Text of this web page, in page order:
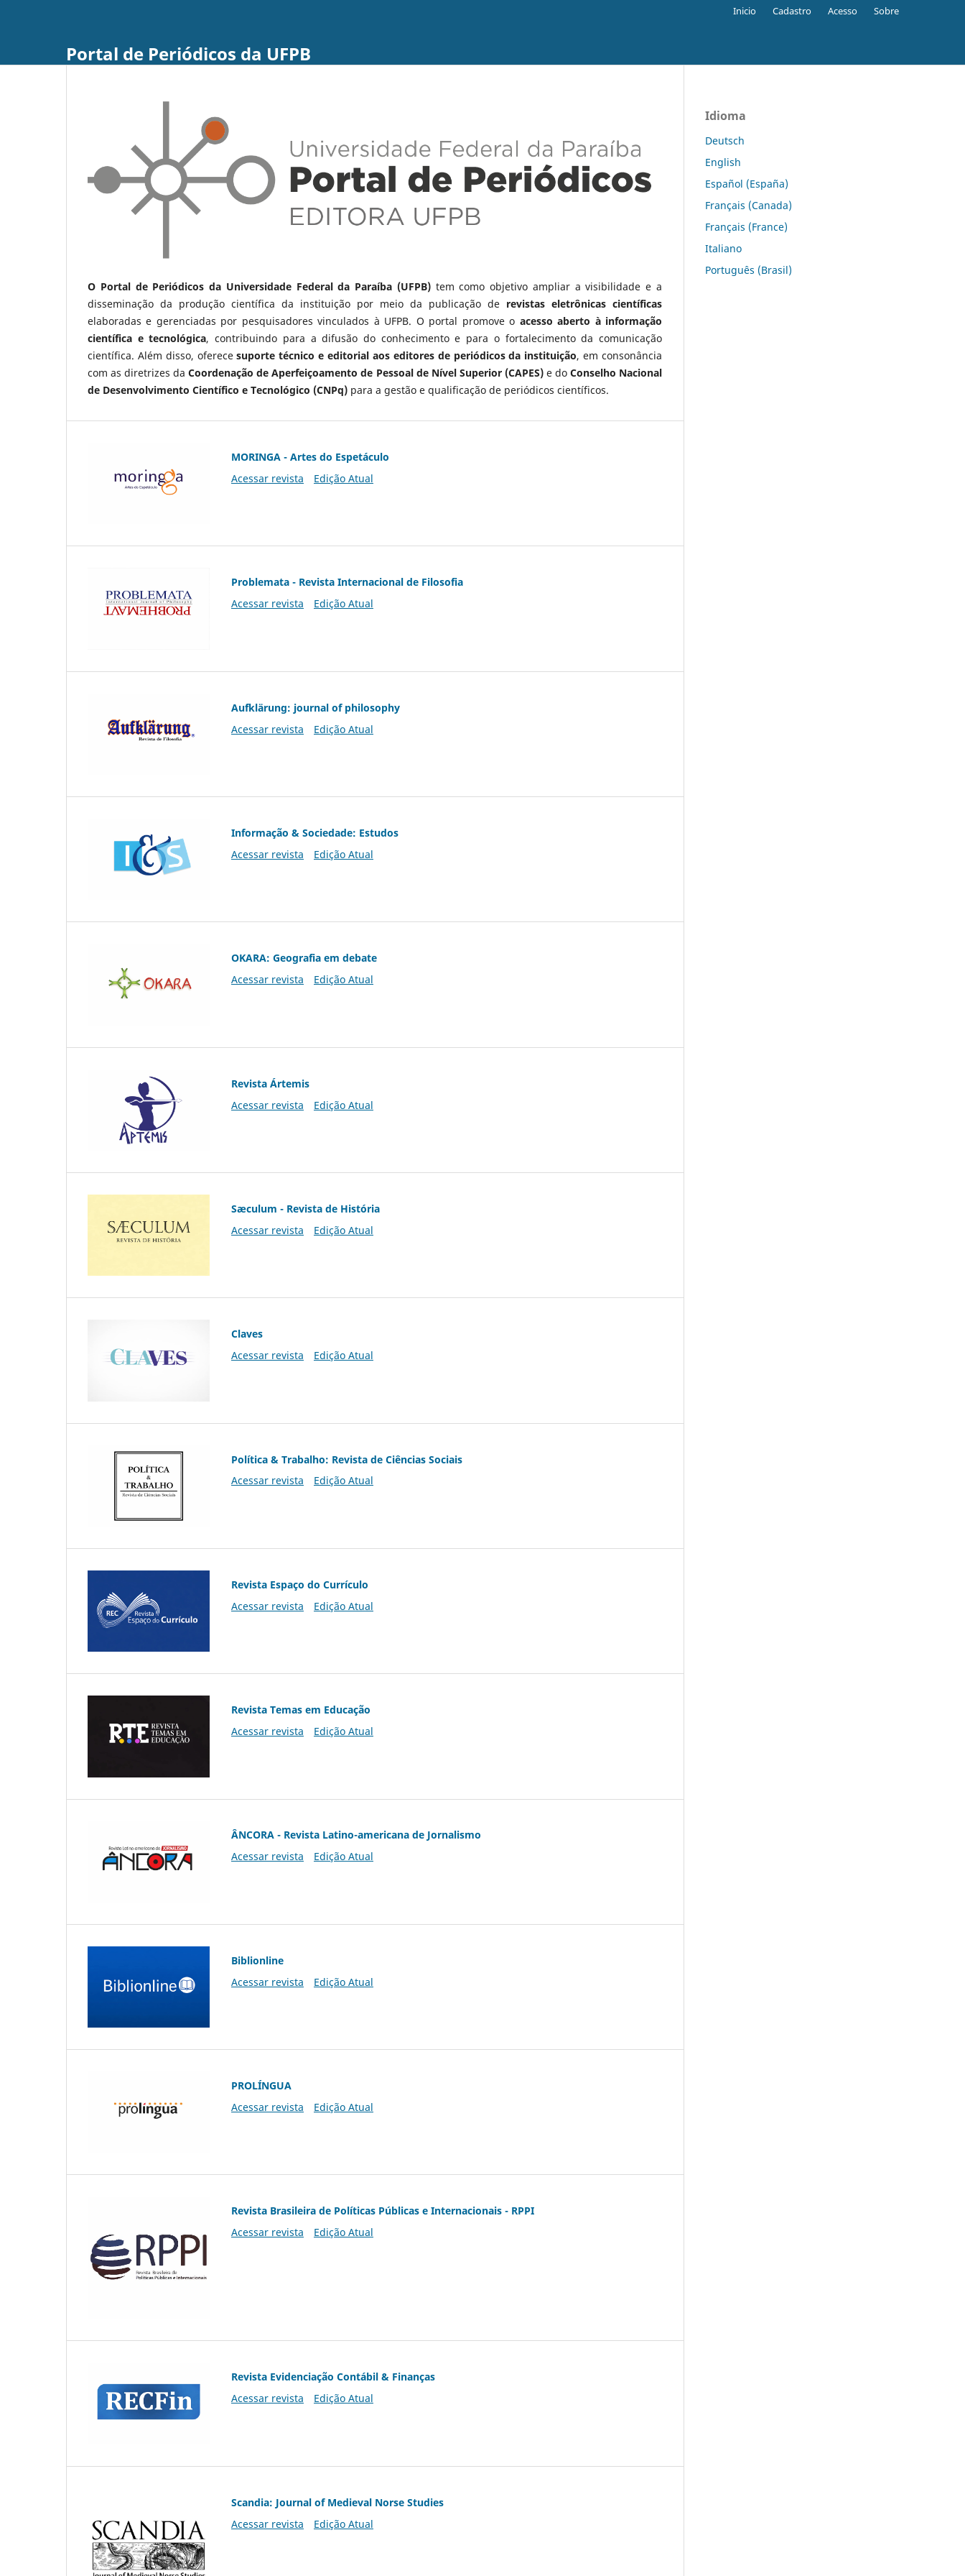
Portal de Periódicos da UFPB
Inicio Cadastro Acesso Sobre
O Portal de Periódicos da Universidade Federal da Paraíba (UFPB)tem como objetivo ampliar a visibilidade e a
disseminação da produção científica da instituição por meio da publicação de revistas eletrônicas científicas
elaboradas e gerenciadas por pesquisadores vinculados à UFPB. O portal promove o acesso aberto à informação
científica e tecnológica, contribuindo para a difusão do conhecimento e para o fortalecimento da comunicação
científica. Além disso, oferecesuporte técnico e editorial aos editores de periódicos da instituição, em consonância
com as diretrizes daCoordenação de Aperfeiçoamento de Pessoal de Nível Superior (CAPES)e do Conselho Nacional
de Desenvolvimento Científico e Tecnológico (CNPq) para a gestão e qualificação de periódicos científicos.
MORINGA - Artes do Espetáculo
Acessar revista
Edição Atual
Problemata - Revista Internacional de Filosofia
Acessar revista
Edição Atual
Aufklärung: journal of philosophy
Acessar revista
Edição Atual
Informação & Sociedade: Estudos
Acessar revista
Edição Atual
OKARA: Geografia em debate
Acessar revista
Edição Atual
Revista Ártemis
Acessar revista
Edição Atual
Sæculum - Revista de História
Acessar revista
Edição Atual
Claves
Acessar revista
Edição Atual
Política & Trabalho: Revista de Ciências Sociais
Acessar revista
Edição Atual
Revista Espaço do Currículo
Acessar revista
Edição Atual
Revista Temas em Educação
Acessar revista
Edição Atual
ÂNCORA - Revista Latino-americana de Jornalismo
Acessar revista
Edição Atual
Biblionline
Acessar revista
Edição Atual
PROLÍNGUA
Acessar revista
Edição Atual
Revista Brasileira de Políticas Públicas e Internacionais - RPPI
Acessar revista
Edição Atual
Revista Evidenciação Contábil & Finanças
Acessar revista
Edição Atual
Scandia: Journal of Medieval Norse Studies
Acessar revista
Edição Atual
Idioma
Deutsch
English
Español (España)
Français (Canada)
Français (France)
Italiano
Português (Brasil)